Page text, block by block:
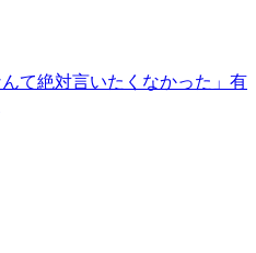
んて絶対言いたくなかった」有